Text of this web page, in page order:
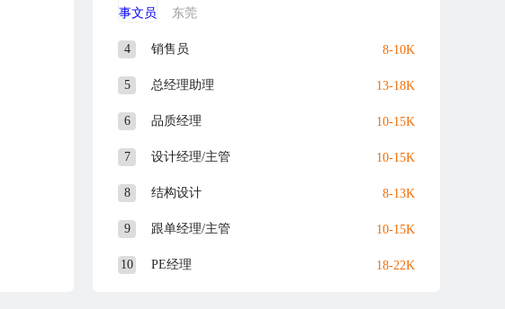
东莞
4 销售员 8-10K
5 总经理助理 13-18K
6 品质经理 10-15K
7 设计经理/主管 10-15K
8 结构设计 8-13K
9 跟单经理/主管 10-15K
10 PE经理 18-22K